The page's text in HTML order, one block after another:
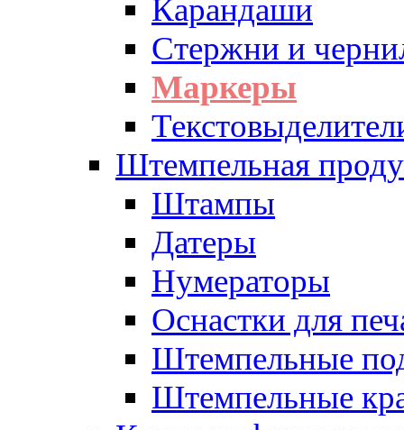
Карандаши
Стержни и
Маркеры
Штемпельная
Штампы
Датеры
Нумераторы
Оснастки для
Штемпельные
Штемпельные